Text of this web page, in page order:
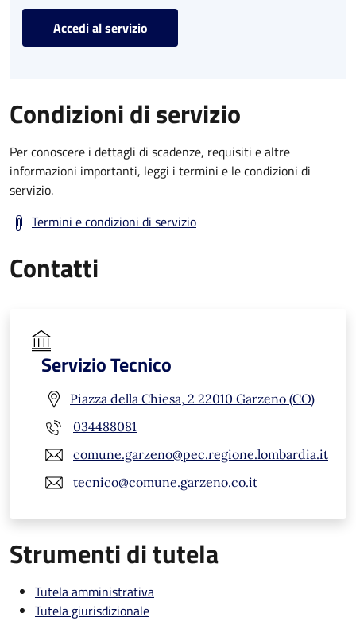
Accedi al servizio
Condizioni di servizio
Per conoscere i dettagli di scadenze, requisiti e altre
informazioni importanti, leggi i termini e le condizioni di
servizio.
Termini e condizioni di servizio
Contatti
Servizio Tecnico
Piazza della Chiesa, 2 22010 Garzeno (CO)
034488081
comune.garzeno@pec.regione.lombardia.it
tecnico@comune.garzeno.co.it
Strumenti di tutela
Tutela amministrativa
Tutela giurisdizionale